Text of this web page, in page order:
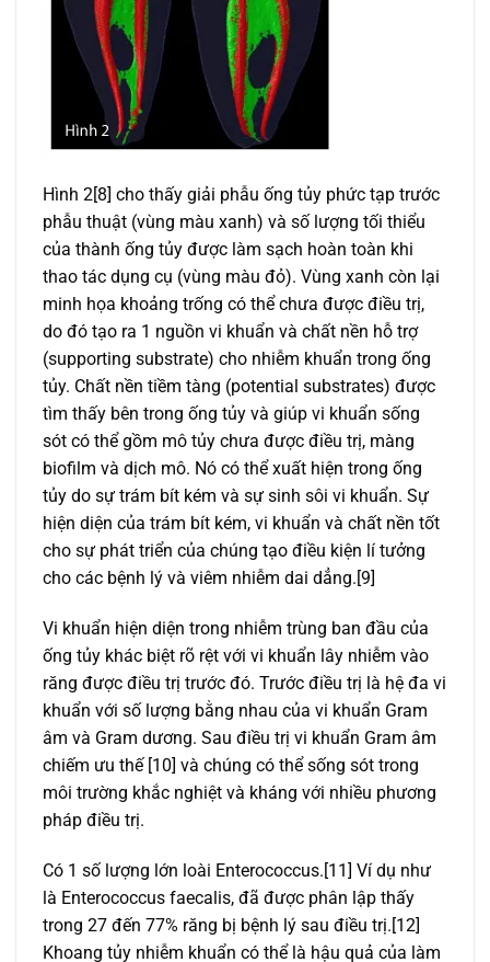
Hình 2[8] cho thấy giải phẫu ống tủy phức tạp trước
phẫu thuật (vùng màu xanh) và số lượng tối thiểu
của thành ống tủy được làm sạch hoàn toàn khi
thao tác dụng cụ (vùng màu đỏ). Vùng xanh còn lại
minh họa khoảng trống có thể chưa được điều trị,
do đó tạo ra 1 nguồn vi khuẩn và chất nền hỗ trợ
(supporting substrate) cho nhiễm khuẩn trong ống
tủy. Chất nền tiềm tàng (potential substrates) được
tìm thấy bên trong ống tủy và giúp vi khuẩn sống
sót có thể gồm mô tủy chưa được điều trị, màng
biofilm và dịch mô. Nó có thể xuất hiện trong ống
tủy do sự trám bít kém và sự sinh sôi vi khuẩn. Sự
hiện diện của trám bít kém, vi khuẩn và chất nền tốt
cho sự phát triển của chúng tạo điều kiện lí tưởng
cho các bệnh lý và viêm nhiễm dai dẳng.[9]
Vi khuẩn hiện diện trong nhiễm trùng ban đầu của
ống tủy khác biệt rõ rệt với vi khuẩn lây nhiễm vào
răng được điều trị trước đó. Trước điều trị là hệ đa vi
khuẩn với số lượng bằng nhau của vi khuẩn Gram
âm và Gram dương. Sau điều trị vi khuẩn Gram âm
chiếm ưu thế [10] và chúng có thể sống sót trong
môi trường khắc nghiệt và kháng với nhiều phương
pháp điều trị.
Có 1 số lượng lớn loài Enterococcus.[11] Ví dụ như
là Enterococcus faecalis, đã được phân lập thấy
trong 27 đến 77% răng bị bệnh lý sau điều trị.[12]
Khoang tủy nhiễm khuẩn có thể là hậu quả của làm